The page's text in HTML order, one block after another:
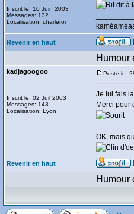
Inscrit le: 10 Juin 2003
Messages: 132
Localisation: charleroi
dit à
Revenir en haut
Humour
kadjagoogoo
Inscrit le: 02 Juil 2003
Messages: 143
Localisation: Lyon
Posté le:
Je lui fais
Merci pour
OK, mais
Revenir en haut
Humour